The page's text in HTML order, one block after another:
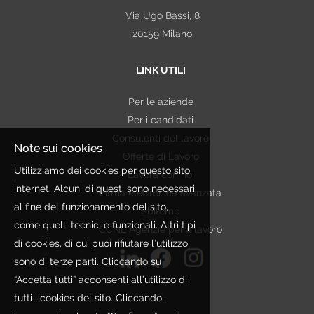
politico o sindacale, nonché lo stato di salute. In
alcuni casi tali Dati potrebbero essere strettamente
trattati esclusivamente per le finalità connesse
contrattuale/precontrattuale, legale, normativo,
regolamentare, nonché a disposizioni impartite da
autorità a ciò legittimate e da organi di vigilanza e
controllo. Qualora nei curricula inviati dai Candidati
siano presenti dati non pertinenti rispetto alla finalità
perseguita, Etjca si asterrà dall'utilizzare tali
In ogni caso tutti questi dati vengono trattati nel
rispetto della citata legge e degli obblighi di
Via Ugo Bassi, 8
20159 Milano
LINK UTILI
Per le aziende
Per i candidati
Consulenti del lavoro
Offerte di Lavoro
Lavora con noi
Firma elettronica avanzata
Ebitemp
CCNL Agenzie per il lavoro
Note sui cookies
Utilizziamo dei cookies per questo sito
internet. Alcuni di questi sono necessari
al fine del funzionamento del sito,
come quelli tecnici e funzionali. Altri tipi
di cookies, di cui puoi rifiutare l’utilizzo,
sono di terze parti. Cliccando su
“Accetta tutti” acconsenti all’utilizzo di
tutti i cookies del sito. Cliccando,